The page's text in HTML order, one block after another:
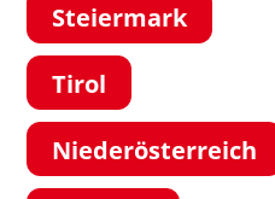
Steiermark
Tirol
Niederösterreich